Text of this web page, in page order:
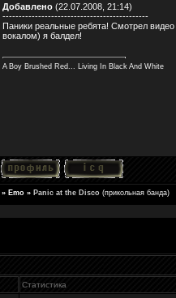
Добавлено (22.07.2008, 21:14)
---------------------------------------------
Паники реальные ребята! Смотрел
вокалом) я балдел!
A Boy Brushed Red... Living In Black And White
» Emo » Panic at the Disco (прикольная банда)
Статистика